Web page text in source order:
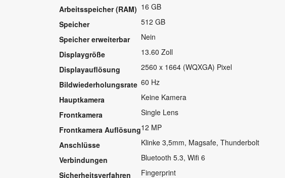
Arbeitsspeicher (RAM) 16 GB
Speicher
512 GB
Speicher erweiterbar
Nein
Displaygröße
13.60 Zoll
Displayauflösung
2560 x 1664 (WQXGA) Pixel
Bildwiederholungsrate 60 Hz
Hauptkamera
Keine Kamera
Frontkamera
Single Lens
Frontkamera Auflösung12 MP
Anschlüsse
Klinke 3,5mm, Magsafe, Thunderbolt
Verbindungen
Bluetooth 5.3, Wifi 6
Sicherheitsverfahren
Fingerprint